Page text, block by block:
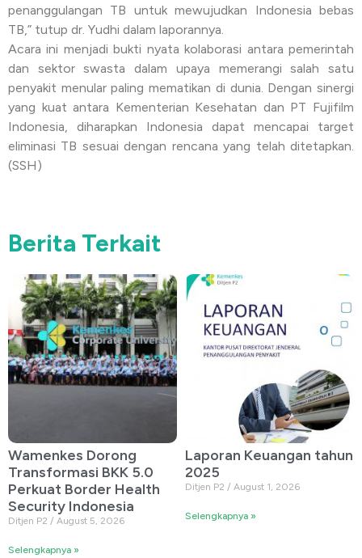
penanggulangan TB untuk mewujudkan Indonesia bebas
TB,” tutup dr. Yudhi dalam laporannya.
Acara ini menjadi bukti nyata kolaborasi antara pemerintah
dan sektor swasta dalam upaya memerangi salah satu
penyakit menular paling mematikan di dunia. Dengan sinergi
yang kuat antara Kementerian Kesehatan dan PT Fujifilm
Indonesia, diharapkan Indonesia dapat mencapai target
eliminasi TB sesuai dengan rencana yang telah ditetapkan.
(SSH)
Berita Terkait
Wamenkes Dorong
Transformasi BKK 5.0
Perkuat Border Health
Security Indonesia
Ditjen P2 August 5, 2026
Selengkapnya »
Laporan Keuangan tahun
2025
Ditjen P2 August 1, 2026
Selengkapnya »